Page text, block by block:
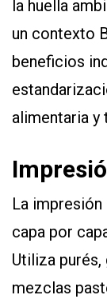
la huella
un contexto
beneficios
alimentaria y
La
capa por
Utiliza
mezclas